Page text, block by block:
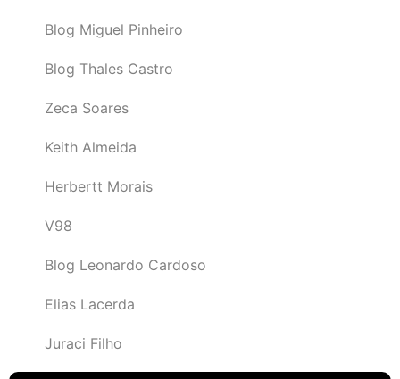
Blog Miguel Pinheiro
Blog Thales Castro
Zeca Soares
Keith Almeida
Herbertt Morais
V98
Blog Leonardo Cardoso
Elias Lacerda
Juraci Filho